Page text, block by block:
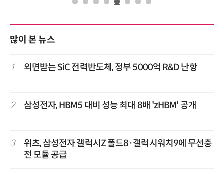
많이 본 뉴스
1 외면받는 SiC 전력반도체, 정부 5000억 R&D 난항
2 삼성전자, HBM5 대비 성능 최대 8배 'zHBM' 공개
3
위츠, 삼성전자 갤럭시Z 폴드8·갤럭시워치9에 무선충
전 모듈 공급